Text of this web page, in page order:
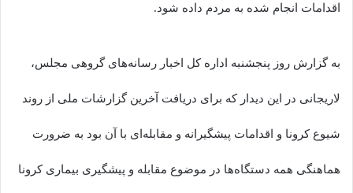
اقدامات انجام شده به مردم داده شود.
به گزارش روز پنجشنبه اداره کل اخبار رسانه‌های گروهی مجلس،
لاریجانی در این دیدار که برای دریافت آخرین گزارشات ملی از روند
شیوع کرونا و اقدامات پیشگیرانه و مقابله‌ای با آن بود به ضرورت
هماهنگی همه دستگاه‌ها در موضوع مقابله و پیشگیری بیماری کرونا